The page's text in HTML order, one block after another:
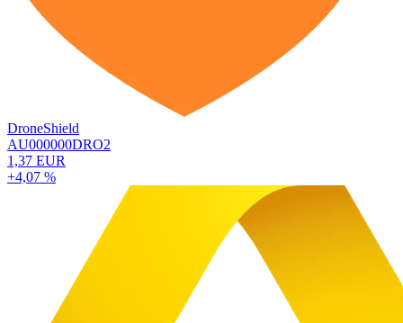
DroneShield
AU000000DRO2
1,37 EUR
+4,07 %